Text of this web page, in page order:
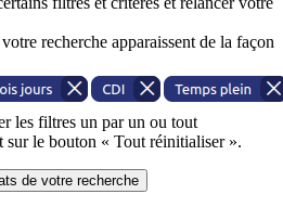
recherche apparaissent de la façon
les filtres un par un ou tout
sur le bouton « Tout réinitialiser ».
de votre recherche